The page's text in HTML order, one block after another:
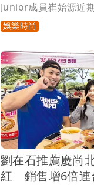
Junior成員崔始源近
是未曾相遇就好了》
偶像，也掀起一波「
想到近日一家餐廳擺
以停車」趣味拒馬，
身朝聖，逗趣互動笑
娛樂時尚
劉在石推薦慶尚
紅 銷售增6倍連